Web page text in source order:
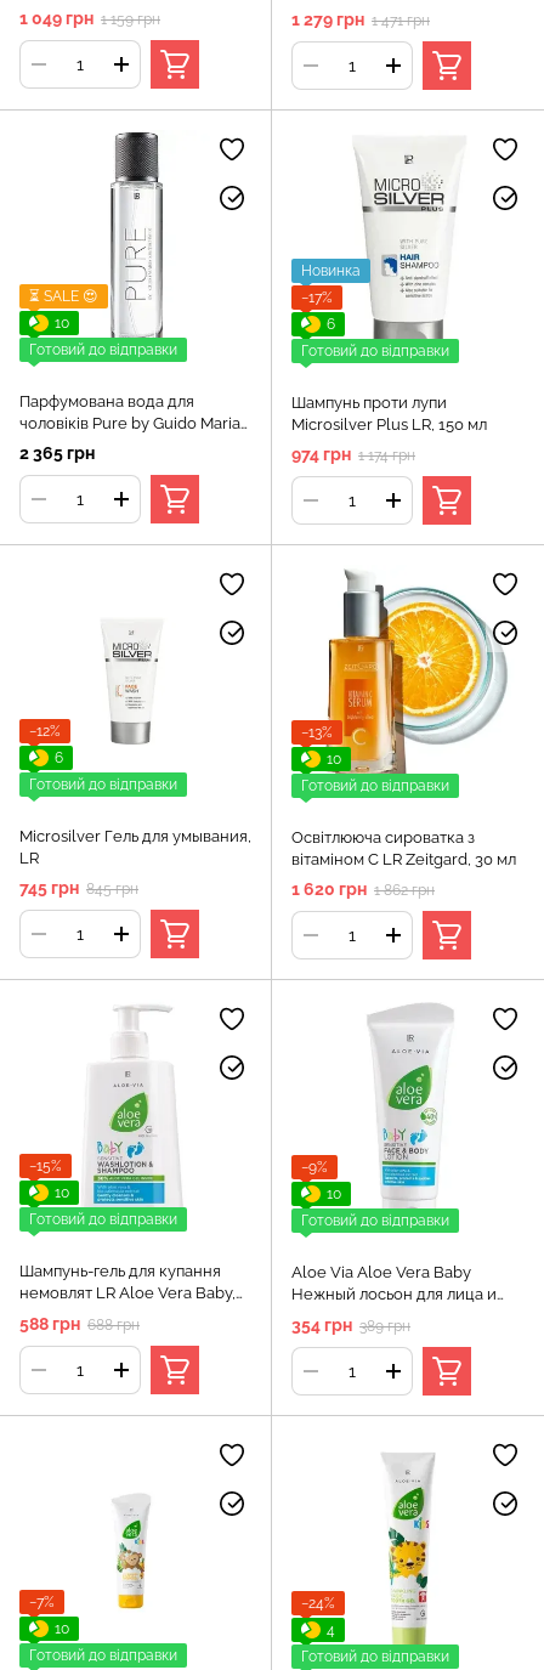
тела
1 049 грн 1 159 грн
(енергетик) 14 стіків LR
Німеччина
1 279 грн 1 471 грн
⏳ SALE 😍
10
Готовий до відправки
Парфумована вода для
чоловіків Pure by Guido Maria
Kretschmer ЛР, 50 мл
2 365 грн
Новинка
−17%
6
Готовий до відправки
Шампунь проти лупи
Microsilver Plus LR, 150 мл
974 грн 1 174 грн
−12%
6
Готовий до відправки
Microsilver Гель для умывания,
LR
745 грн 845 грн
−13%
10
Готовий до відправки
Освітлююча сироватка з
вітаміном С LR Zeitgard, 30 мл
1 620 грн 1 862 грн
−15%
10
Готовий до відправки
Шампунь-гель для купання
немовлят LR Aloe Vera Baby,
250 мл
588 грн 688 грн
−9%
10
Готовий до відправки
Aloe Via Aloe Vera Baby
Нежный лосьон для лица и
354 грн 389 грн
−7%
10
Готовий до відправки
−24%
4
Готовий до відправки